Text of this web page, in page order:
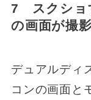
7 スクショ
の画面が撮
デュアルディ
コンの画面と